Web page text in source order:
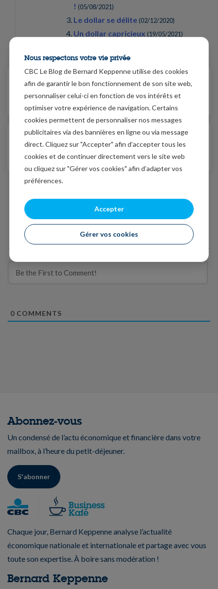
! (05/08/2021)
Le dollar se délite (02/12/2020)
Un dollar capricieux (19/05/2021)
16/04/2021
Les taux US boudent les bons
chiffres, surprenant !
Le commerce international est
en pleine forme
Subscribe
0 COMMENTS
Abonnez-vous
Un condensé de l’actu économique et financière dans votre
mailbox, à l’heure du petit-déjeuner.
S'abonner
Chaque jour, Bernard Keppenne analyse l’actualité
économique nationale et internationale et partage avec vous
toute son expertise. À boire sans modération !
Bernard Keppenne
Nous respectons votre vie privée
CBC Le Blog de Bernard Keppenne utilise des cookies
afin de garantir le bon fonctionnement de son site web,
personnaliser celui-ci en fonction de vos intérêts et
optimiser votre expérience de navigation. Certains
cookies permettent de personnaliser nos messages
publicitaires via des bannières en ligne ou via message
direct. Cliquez sur "Accepter" afin d’accepter tous les
cookies et de continuer directement vers le site web
ou cliquez sur "Gérer vos cookies" afin d’adapter vos
préférences.
Accepter
Gérer vos cookies